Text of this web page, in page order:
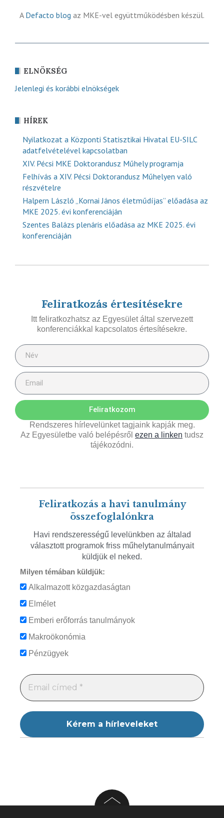
A Defacto blog az MKE-vel együttműködésben készül.
ELNÖKSÉG
Jelenlegi és korábbi elnökségek
HÍREK
Nyilatkozat a Központi Statisztikai Hivatal EU-SILC
adatfelvételével kapcsolatban
XIV. Pécsi MKE Doktorandusz Műhely programja
Felhívás a XIV. Pécsi Doktorandusz Műhelyen való
részvételre
Halpern László „Kornai János életműdíjas” előadása az
MKE 2025. évi konferenciáján
Szentes Balázs plenáris előadása az MKE 2025. évi
konferenciáján
Feliratkozás értesítésekre
Itt feliratkozhatsz az Egyesület által szervezett
konferenciákkal kapcsolatos értesítésekre.
Feliratkozom
Rendszeres hírlevelünket tagjaink kapják meg.
Az Egyesületbe való belépésről ezen a linken tudsz
tájékozódni.
Feliratkozás a havi tanulmány
összefoglalónkra
Havi rendszerességű levelünkben az általad
választott programok friss műhelytanulmányait
küldjük el neked.
Milyen témában küldjük:
Alkalmazott közgazdaságtan
Elmélet
Emberi erőforrás tanulmányok
Makroökonómia
Pénzügyek